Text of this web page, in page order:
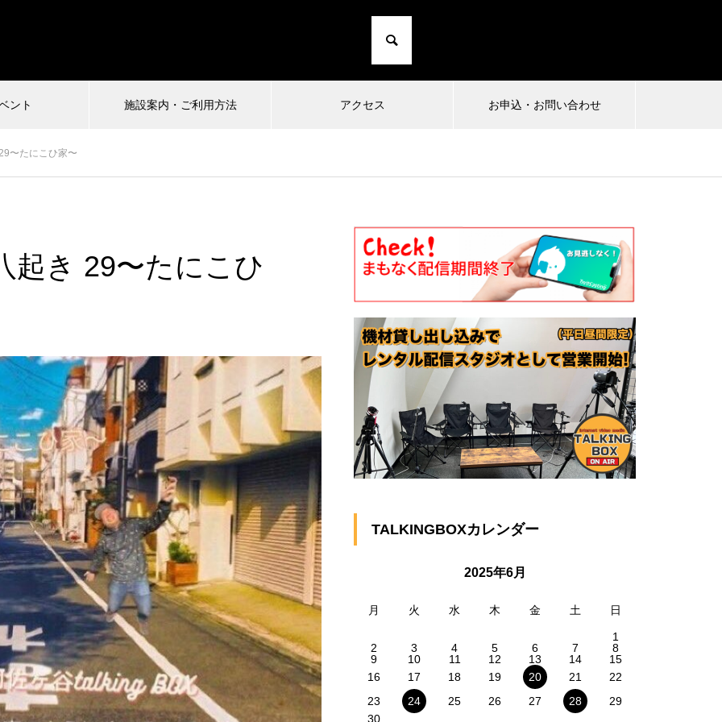
ント 施設案内・ご利用方法 アクセス お申込・お問い合わせ
VS珍アニメ ヘンテコ対決
馬王〜酒と馬と鮨と女〜vol.21
2024.10.01
小日向由衣の七転び八起き 20〜た
にこひ家〜
まもなく配信終了
〜たにこひ家〜
起き 29〜たにこひ
TALKINGBOXカレンダー
2025年6月
月 火 水 木 金 土 日
1
2
3 4 5 6 7
8
9
10 11 12 13 14
15
16
17 18 19 20 21
22
23
24 25 26 27 28
29
30